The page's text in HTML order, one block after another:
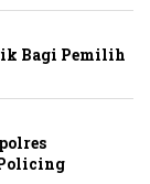
Bagi Pemilih